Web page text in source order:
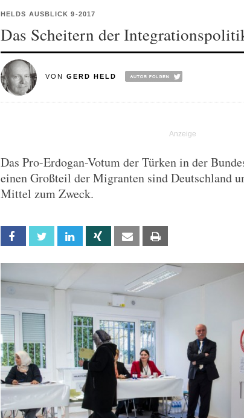
HELDS AUSBLICK 9-2017
Das Scheitern der
VON GERD HELD
Das Pro-Erdogan-Votum der Türken in der
einen Großteil der Migranten sind Deutschland
Mittel zum Zweck.
Facebook Twitter Linkedin Xing Email